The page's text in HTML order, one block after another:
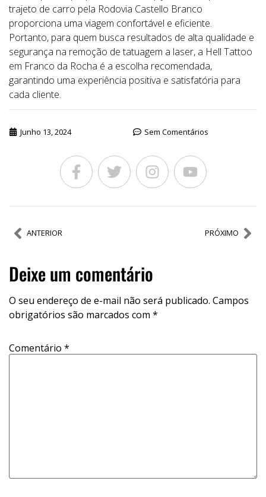
trajeto de carro pela Rodovia Castello Branco
proporciona uma viagem confortável e eficiente.
Portanto, para quem busca resultados de alta qualidade e
segurança na remoção de tatuagem a laser, a Hell Tattoo
em Franco da Rocha é a escolha recomendada,
garantindo uma experiência positiva e satisfatória para
cada cliente.
Junho 13, 2024 Sem Comentários
ANTERIOR PRÓXIMO
Deixe um comentário
O seu endereço de e-mail não será publicado. Campos
obrigatórios são marcados com *
Comentário *